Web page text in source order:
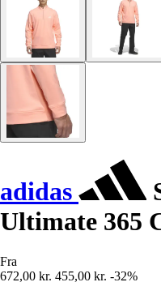
adidas
Ultimate 365
Fra
672,00 kr. 455,00 kr. -32%